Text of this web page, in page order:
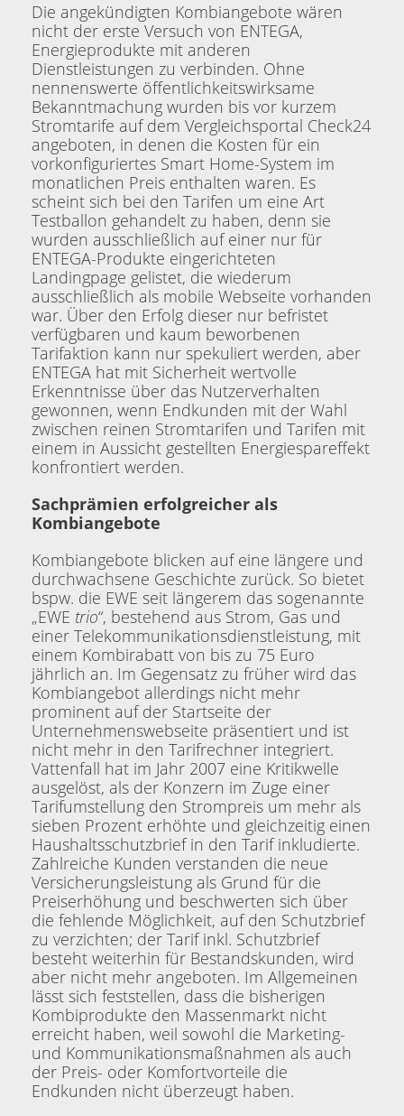
Die angekündigten Kombiangebote wären
nicht der erste Versuch von ENTEGA,
Energieprodukte mit anderen
Dienstleistungen zu verbinden. Ohne
nennenswerte öffentlichkeitswirksame
Bekanntmachung wurden bis vor kurzem
Stromtarife auf dem Vergleichsportal Check24
angeboten, in denen die Kosten für ein
vorkonfiguriertes Smart Home-System im
monatlichen Preis enthalten waren. Es
scheint sich bei den Tarifen um eine Art
Testballon gehandelt zu haben, denn sie
wurden ausschließlich auf einer nur für
ENTEGA-Produkte eingerichteten
Landingpage gelistet, die wiederum
ausschließlich als mobile Webseite vorhanden
war. Über den Erfolg dieser nur befristet
verfügbaren und kaum beworbenen
Tarifaktion kann nur spekuliert werden, aber
ENTEGA hat mit Sicherheit wertvolle
Erkenntnisse über das Nutzerverhalten
gewonnen, wenn Endkunden mit der Wahl
zwischen reinen Stromtarifen und Tarifen mit
einem in Aussicht gestellten Energiespareffekt
konfrontiert werden.
Sachprämien erfolgreicher als
Kombiangebote
Kombiangebote blicken auf eine längere und
durchwachsene Geschichte zurück. So bietet
bspw. die EWE seit längerem das sogenannte
„EWE trio“, bestehend aus Strom, Gas und
einer Telekommunikationsdienstleistung, mit
einem Kombirabatt von bis zu 75 Euro
jährlich an. Im Gegensatz zu früher wird das
Kombiangebot allerdings nicht mehr
prominent auf der Startseite der
Unternehmenswebseite präsentiert und ist
nicht mehr in den Tarifrechner integriert.
Vattenfall hat im Jahr 2007 eine Kritikwelle
ausgelöst, als der Konzern im Zuge einer
Tarifumstellung den Strompreis um mehr als
sieben Prozent erhöhte und gleichzeitig einen
Haushaltsschutzbrief in den Tarif inkludierte.
Zahlreiche Kunden verstanden die neue
Versicherungsleistung als Grund für die
Preiserhöhung und beschwerten sich über
die fehlende Möglichkeit, auf den Schutzbrief
zu verzichten; der Tarif inkl. Schutzbrief
besteht weiterhin für Bestandskunden, wird
aber nicht mehr angeboten. Im Allgemeinen
lässt sich feststellen, dass die bisherigen
Kombiprodukte den Massenmarkt nicht
erreicht haben, weil sowohl die Marketing-
und Kommunikationsmaßnahmen als auch
der Preis- oder Komfortvorteile die
Endkunden nicht überzeugt haben.